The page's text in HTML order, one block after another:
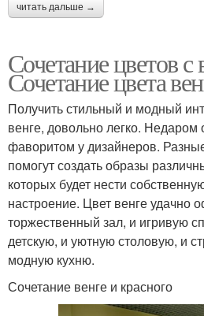
читать дальше →
Сочетание цветов с
Сочетание цвета
Получить стильный и модный
венге, довольно легко. Недаром
фаворитом у дизайнеров.
помогут создать образы
которых будет нести
настроение. Цвет венге удачно
торжественный зал, и игривую
детскую, и уютную столовую, и
модную кухню.
Сочетание венге и красного